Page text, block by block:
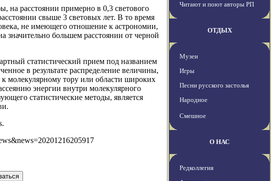
на расстоянии примерно в 0,3 светового
свыше 3 световых лет. В то время
не имеющего отношение к астрономии,
значительно большем расстоянии от черной
статистический прием под названием
в результате распределение величины,
молекулярному тору или области широких
энергии внутри молекулярного
статистические методы, является
Читают и поют авторы РП
ОТДЫХ
Музеи
Игры
Песни русского застолья
Народное
Смешное
О НАС
Редколлегия